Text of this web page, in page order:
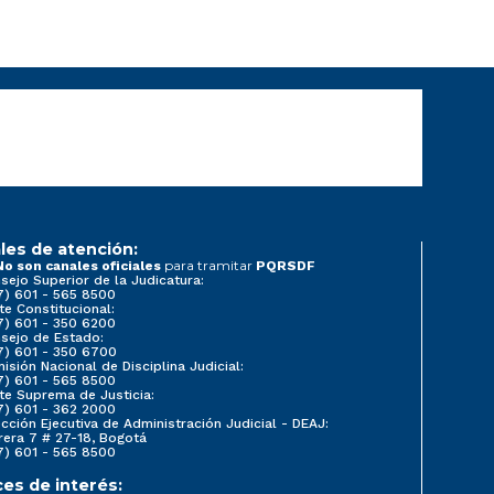
de atención:
son canales oficiales para tramitar PQRSDF
Superior de la Judicatura:
601 - 565 8500
Constitucional:
601 - 350 6200
de Estado:
601 - 350 6700
Nacional de Disciplina Judicial:
601 - 565 8500
Suprema de Justicia:
601 - 362 2000
Ejecutiva de Administración Judicial - DEAJ:
7 # 27-18, Bogotá
601 - 565 8500
de interés: